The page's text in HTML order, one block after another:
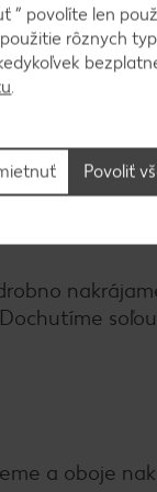
oleji
pretlak,
ďalších 5 minút
a oboje
” povolíte len
rôznych
.
Povoliť